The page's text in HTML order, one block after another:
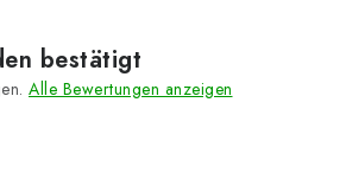
bestätigt
Alle Bewertungen anzeigen